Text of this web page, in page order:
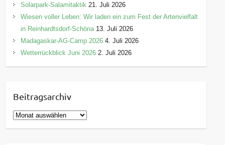
Solarpark-Salamitaktik 21. Juli 2026
Wiesen voller Leben: Wir laden ein zum Fest der Artenvielfalt
in Reinhardtsdorf-Schöna 13. Juli 2026
Madagaskar-AG-Camp 2026 4. Juli 2026
Wetterrückblick Juni 2026 2. Juli 2026
Beitragsarchiv
B
e